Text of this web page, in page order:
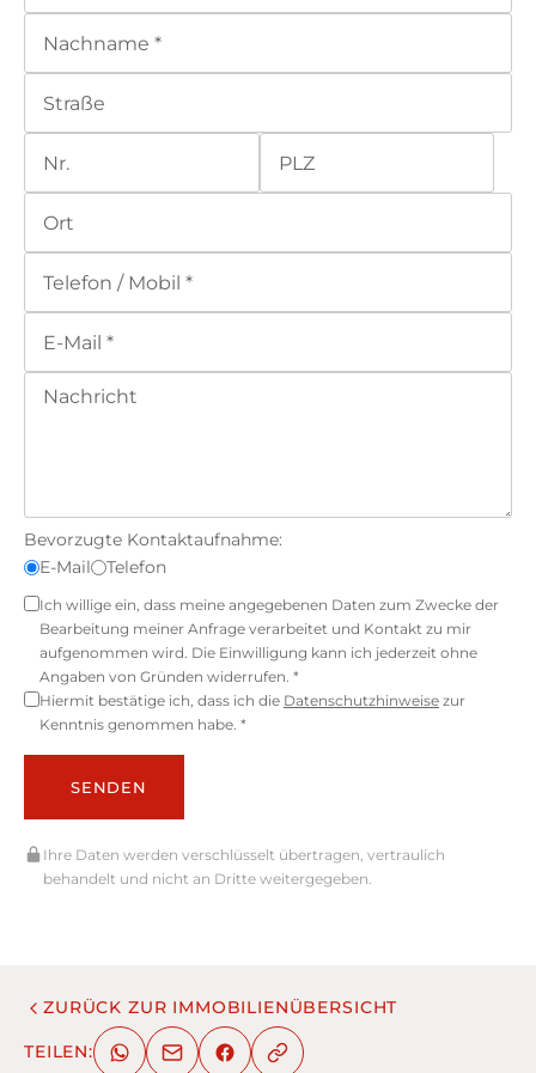
Bevorzugte Kontaktaufnahme:
E-Mail
Telefon
Ich willige ein, dass meine angegebenen Daten zum Zwecke der
Bearbeitung meiner Anfrage verarbeitet und Kontakt zu mir
aufgenommen wird. Die Einwilligung kann ich jederzeit ohne
Angaben von Gründen widerrufen. *
Hiermit bestätige ich, dass ich die Datenschutzhinweise zur
Kenntnis genommen habe. *
SENDEN
Ihre Daten werden verschlüsselt übertragen, vertraulich
behandelt und nicht an Dritte weitergegeben.
ZURÜCK ZUR IMMOBILIENÜBERSICHT
TEILEN: